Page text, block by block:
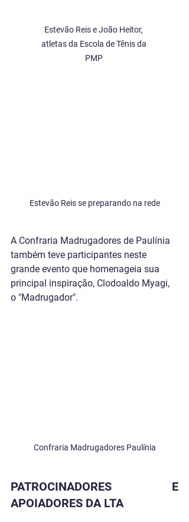
Estevão Reis e João Heitor,
atletas da Escola de Tênis da
PMP
Estevão Reis se preparando na rede
A Confraria Madrugadores de Paulínia
também teve participantes neste
grande evento que homenageia sua
principal inspiração, Clodoaldo Myagi,
o "Madrugador".
Confraria Madrugadores Paulínia
PATROCINADORES E
APOIADORES DA LTA